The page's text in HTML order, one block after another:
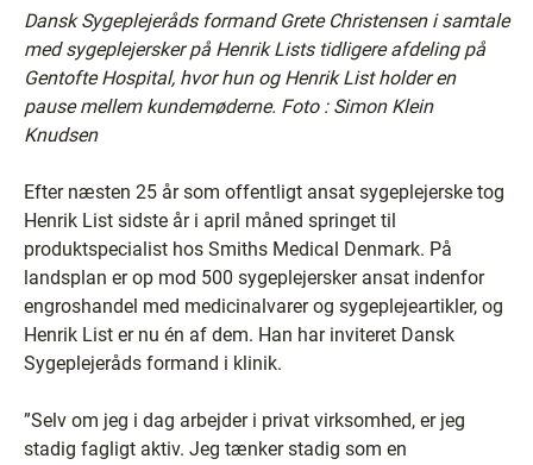
Dansk Sygeplejeråds formand Grete Christensen i samtale
med sygeplejersker på Henrik Lists tidligere afdeling på
Gentofte Hospital, hvor hun og Henrik List holder en
pause mellem kundemøderne. Foto : Simon Klein
Knudsen
Efter næsten 25 år som offentligt ansat sygeplejerske tog
Henrik List sidste år i april måned springet til
produktspecialist hos Smiths Medical Denmark. På
landsplan er op mod 500 sygeplejersker ansat indenfor
engroshandel med medicinalvarer og sygeplejeartikler, og
Henrik List er nu én af dem. Han har inviteret Dansk
Sygeplejeråds formand i klinik.
”Selv om jeg i dag arbejder i privat virksomhed, er jeg
stadig fagligt aktiv. Jeg tænker stadig som en